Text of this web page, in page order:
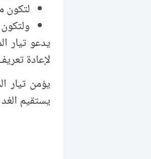
لتكون
يدعو تيار
لإعادة
يؤمن تيار
يستقيم